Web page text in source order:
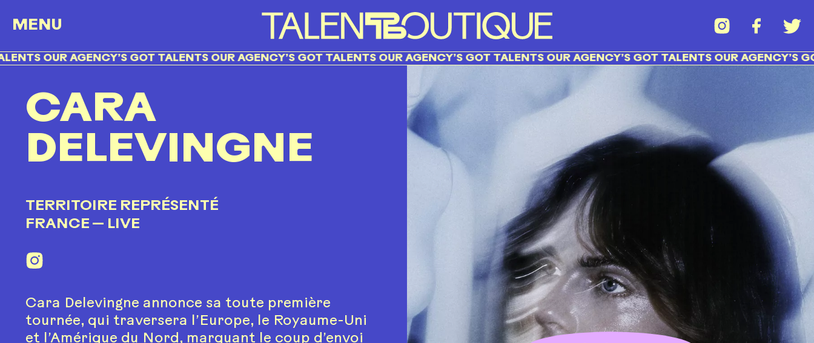
MENU
OUR AGENCY’S GOT TALENTS OUR AGENCY’S GOT TALENTS OUR AGENCY’S GOT TALENTS OUR AGENCY’S GOT TALENTS OUR AGENCY’S GOT
CARA
DELEVINGNE
TERRITOIRE REPRÉSENTÉ
FRANCE — LIVE
Cara Delevingne annonce sa toute première
tournée, qui traversera l’Europe, le Royaume-Uni
et l’Amérique du Nord, marquant le coup d’envoi